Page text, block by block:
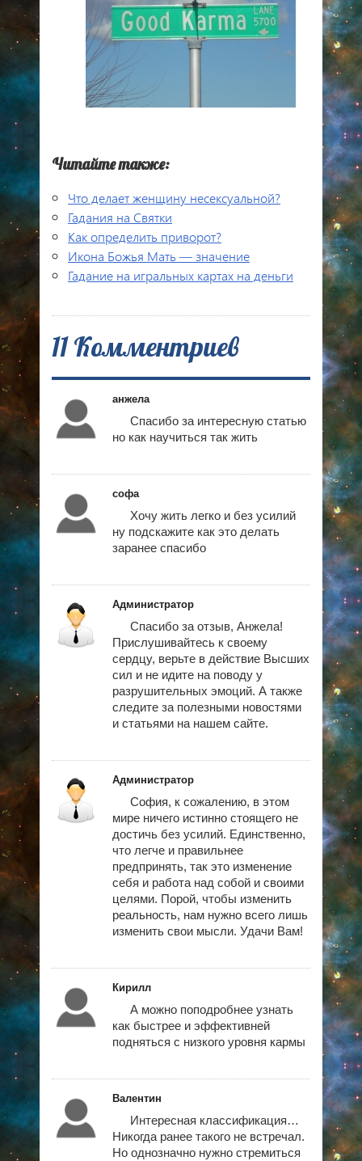
Читайте также:
Что делает женщину несексуальной?
Гадания на Святки
Как определить приворот?
Икона Божья Мать — значение
Гадание на игральных картах на деньги
11 Комментриев
анжела
Спасибо за интересную статью
но как научиться так жить
софа
Хочу жить легко и без усилий
ну подскажите как это делать
заранее спасибо
Администратор
Спасибо за отзыв, Анжела!
Прислушивайтесь к своему
сердцу, верьте в действие Высших
сил и не идите на поводу у
разрушительных эмоций. А также
следите за полезными новостями
и статьями на нашем сайте.
Администратор
София, к сожалению, в этом
мире ничего истинно стоящего не
достичь без усилий. Единственно,
что легче и правильнее
предпринять, так это изменение
себя и работа над собой и своими
целями. Порой, чтобы изменить
реальность, нам нужно всего лишь
изменить свои мысли. Удачи Вам!
Кирилл
А можно поподробнее узнать
как быстрее и эффективней
подняться с низкого уровня кармы
Валентин
Интересная классификация…
Никогда ранее такого не встречал.
Но однозначно нужно стремиться